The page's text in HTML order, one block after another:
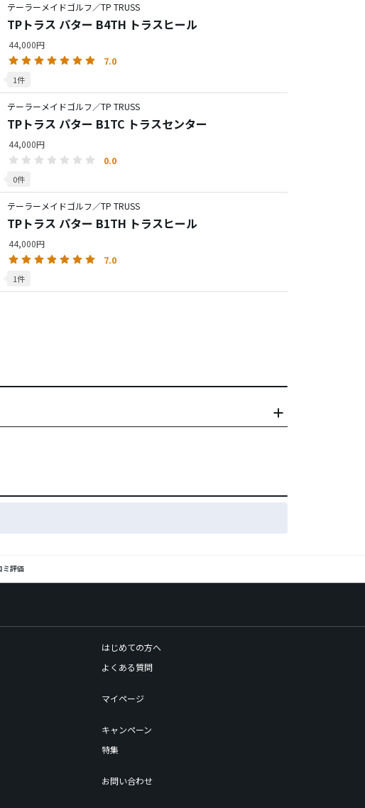
テーラーメイドゴルフ／TP TRUSS
TPトラス パター B4TH トラスヒール
44,000円
7.0
1件
テーラーメイドゴルフ／TP TRUSS
TPトラス パター B1TC トラスセンター
44,000円
0.0
0件
テーラーメイドゴルフ／TP TRUSS
TPトラス パター B1TH トラスヒール
44,000円
7.0
1件
ミ評価
はじめての方へ
よくある質問
マイページ
キャンペーン
特集
お問い合わせ